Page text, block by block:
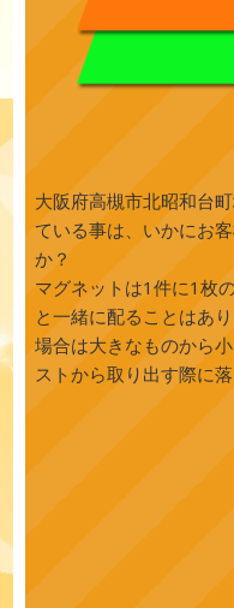
大阪府高槻市北昭和台
ている事は、いかにお
か？
マグネットは1件に1枚
と一緒に配ることはあ
場合は大きなものから
ストから取り出す際に